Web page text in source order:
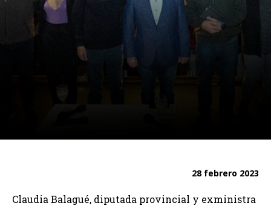
28 febrero 2023
Claudia Balagué, diputada provincial y exministra